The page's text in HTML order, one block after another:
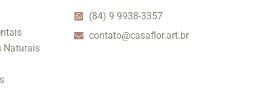
Naturais
(84) 9 9938-3357
contato@casaflor.art.br